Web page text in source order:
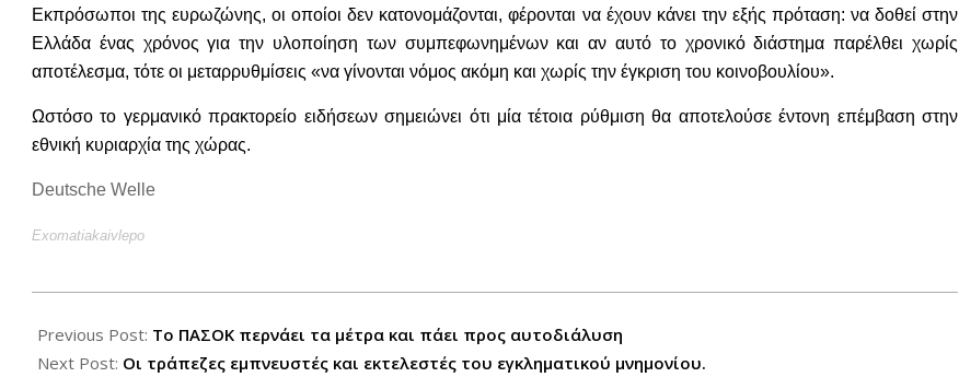
Εκπρόσωποι της ευρωζώνης, οι οποίοι δεν κατονομάζονται, φέρονται να έχουν κάνει την εξής πρόταση: να δοθεί στην
Ελλάδα ένας χρόνος για την υλοποίηση των συμπεφωνημένων και αν αυτό το χρονικό διάστημα παρέλθει χωρίς
αποτέλεσμα, τότε οι μεταρρυθμίσεις «να γίνονται νόμος ακόμη και χωρίς την έγκριση του κοινοβουλίου».
Ωστόσο το γερμανικό πρακτορείο ειδήσεων σημειώνει ότι μία τέτοια ρύθμιση θα αποτελούσε έντονη επέμβαση στην
εθνική κυριαρχία της χώρας.
Deutsche Welle
Exomatiakaivlepo
11-
04
Previous Post: Το ΠΑΣΟΚ περνάει τα μέτρα και πάει προς αυτοδιάλυση
Next Post: Οι τράπεζες εμπνευστές και εκτελεστές του εγκληματικού μνημονίου.